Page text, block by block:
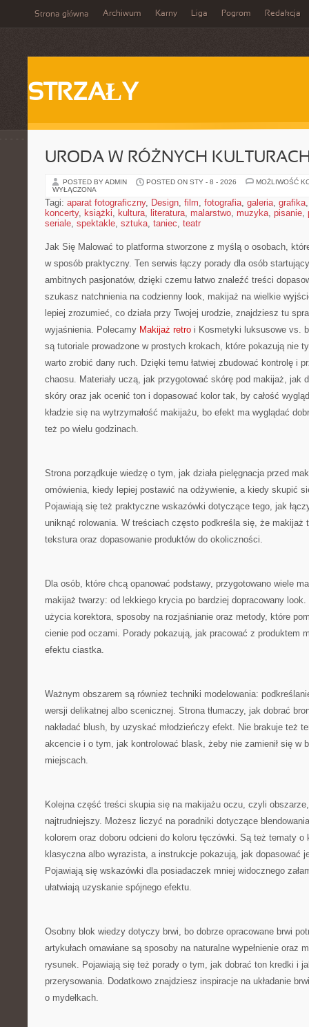
Strona główna Archiwum Karny Liga Pogrom Redakcja
STRZAŁY
URODA W RÓŻNYCH
POSTED BY ADMIN POSTED ON STY - 8 - 2026
MOŻLIWOŚĆ
WYŁĄCZONA
Tagi: aparat fotograficzny, Design, film, fotografia, galeria, grafika
koncerty, książki, kultura, literatura, malarstwo, muzyka, pisanie,
seriale, spektakle, sztuka, taniec, teatr
Jak Się Malować to platforma stworzone z myślą o osobach,
w sposób praktyczny. Ten serwis łączy porady dla osób
ambitnych pasjonatów, dzięki czemu łatwo znaleźć treści
szukasz natchnienia na codzienny look, makijaż na wielkie
lepiej zrozumieć, co działa przy Twojej urodzie, znajdziesz tu
wyjaśnienia. Polecamy Makijaż retro i Kosmetyki luksusowe vs.
są tutoriale prowadzone w prostych krokach, które pokazują nie
warto zrobić dany ruch. Dzięki temu łatwiej zbudować kontrolę i
chaosu. Materiały uczą, jak przygotować skórę pod makijaż, jak
skóry oraz jak ocenić ton i dopasować kolor tak, by całość
kładzie się na wytrzymałość makijażu, bo efekt ma wyglądać
też po wielu godzinach.
Strona porządkuje wiedzę o tym, jak działa pielęgnacja przed
omówienia, kiedy lepiej postawić na odżywienie, a kiedy skupić
Pojawiają się też praktyczne wskazówki dotyczące tego, jak
uniknąć rolowania. W treściach często podkreśla się, że makijaż
tekstura oraz dopasowanie produktów do okoliczności.
Dla osób, które chcą opanować podstawy, przygotowano wiele
makijaż twarzy: od lekkiego krycia po bardziej dopracowany
użycia korektora, sposoby na rozjaśnianie oraz metody, które
cienie pod oczami. Porady pokazują, jak pracować z produktem
efektu ciastka.
Ważnym obszarem są również techniki modelowania:
wersji delikatnej albo scenicznej. Strona tłumaczy, jak dobrać
nakładać blush, by uzyskać młodzieńczy efekt. Nie brakuje też
akcencie i o tym, jak kontrolować blask, żeby nie zamienił się w
miejscach.
Kolejna część treści skupia się na makijażu oczu, czyli
najtrudniejszy. Możesz liczyć na poradniki dotyczące
kolorem oraz doboru odcieni do koloru tęczówki. Są też tematy
klasyczna albo wyrazista, a instrukcje pokazują, jak dopasować
Pojawiają się wskazówki dla posiadaczek mniej widocznego
ułatwiają uzyskanie spójnego efektu.
Osobny blok wiedzy dotyczy brwi, bo dobrze opracowane brwi
artykułach omawiane są sposoby na naturalne wypełnienie oraz
rysunek. Pojawiają się też porady o tym, jak dobrać ton kredki i
przerysowania. Dodatkowo znajdziesz inspiracje na układanie
o mydełkach.